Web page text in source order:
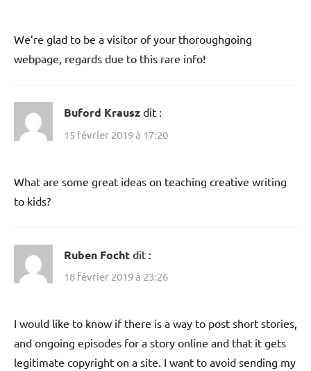
We’re glad to be a visitor of your thoroughgoing
webpage, regards due to this rare info!
Buford Krausz dit :
15 février 2019 à 17:20
What are some great ideas on teaching creative writing
to kids?
Ruben Focht dit :
18 février 2019 à 23:26
I would like to know if there is a way to post short stories,
and ongoing episodes for a story online and that it gets
legitimate copyright on a site. I want to avoid sending my